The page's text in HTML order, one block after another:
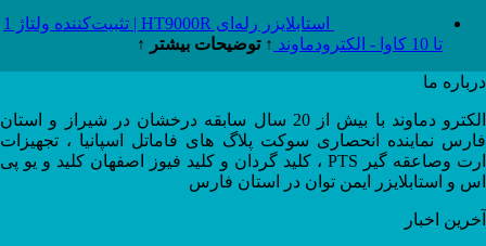
استابلایزر رله‌ای HT9000R | تثبیت‌کننده ولتاژ 1
تا 10 کاوا - الکترودماوند
↑ توضیحات بیشتر ↑
درباره ما
الکترو دماوند با بیش از 20 سال سابقه درخشان در شیراز و استان
فارس نماینده انحصاری سوکت پلاگ های فاماتل اسپانیا ، تجهیزات
ارت وصاعقه گیر PTS ، کلید گردان و کلید فیوز اصفهان کلید و یو پی
اس و استابلایزر ایمن توان در استان فارس
آخرین اخبار